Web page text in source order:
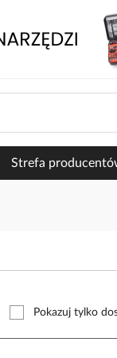
Strefa
Pokazuj tylko